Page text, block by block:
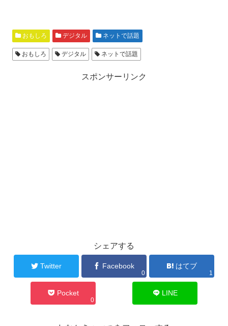
おもしろ デジタル ネットで話題
おもしろ デジタル ネットで話題
スポンサーリンク
シェアする
Twitter Facebook
0
はてブ
1
Pocket
0
LINE